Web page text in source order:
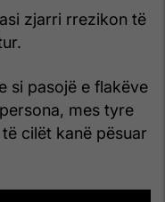
zjarri rrezikon të
si pasojë e flakëve
mes tyre
cilët kanë pësuar